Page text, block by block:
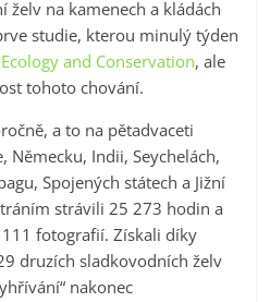
želv na kamenech a kládách
studie, kterou minulý týden
and Conservation, ale
tohoto chování.
a to na pětadvaceti
Německu, Indii, Seychelách,
Spojených státech a Jižní
strávili 25 273 hodin a
fotografií. Získali díky
druzích sladkovodních želv
nakonec